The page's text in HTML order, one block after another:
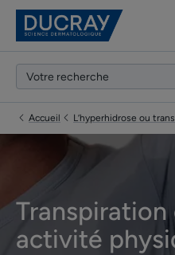
Accueil L’hyperhidrose ou
activité